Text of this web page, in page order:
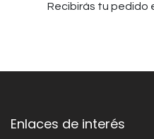
Recibirás tu pedido
Enlaces de interés